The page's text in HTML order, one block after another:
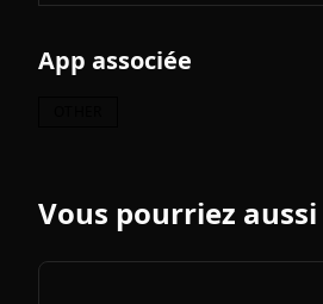
App associée
Vous pourriez